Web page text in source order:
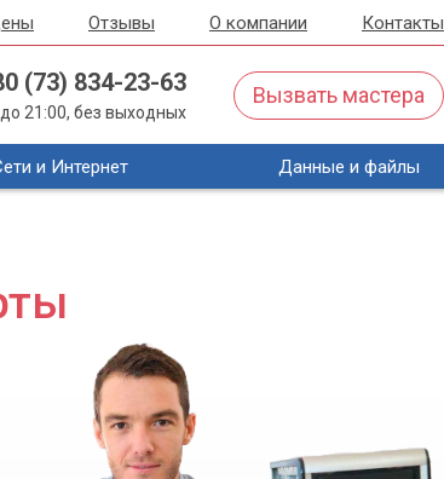
Отзывы О компании Контакты
(73) 834-23-63
21:00, без выходных
Вызвать мастера
и Интернет Данные и файлы